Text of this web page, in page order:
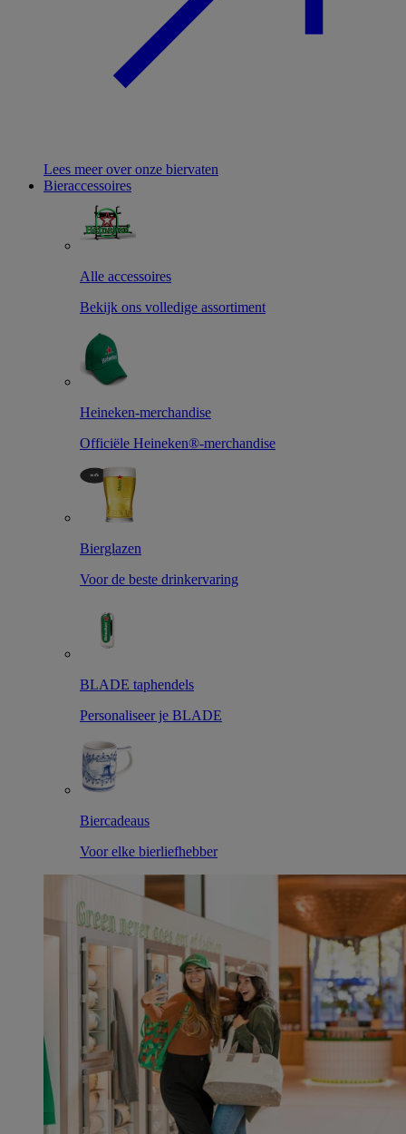
Lees meer over onze biervaten
Bieraccessoires
Alle accessoires
Bekijk ons volledige assortiment
Heineken-merchandise
Officiële Heineken®-merchandise
Bierglazen
Voor de beste drinkervaring
BLADE taphendels
Personaliseer je BLADE
Biercadeaus
Voor elke bierliefhebber